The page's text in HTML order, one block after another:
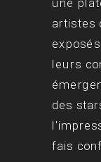
une
artistes
leurs
des
fais